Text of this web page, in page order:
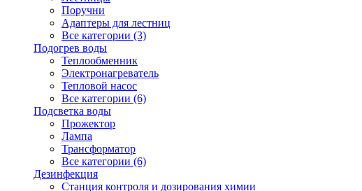
Поручни
Адаптеры для лестниц
Все категории (3)
Подогрев воды
Теплообменник
Электронагреватель
Тепловой насос
Все категории (6)
Подсветка воды
Прожектор
Лампа
Трансформатор
Все категории (6)
Дезинфекция
Станция контроля и дозирования химии